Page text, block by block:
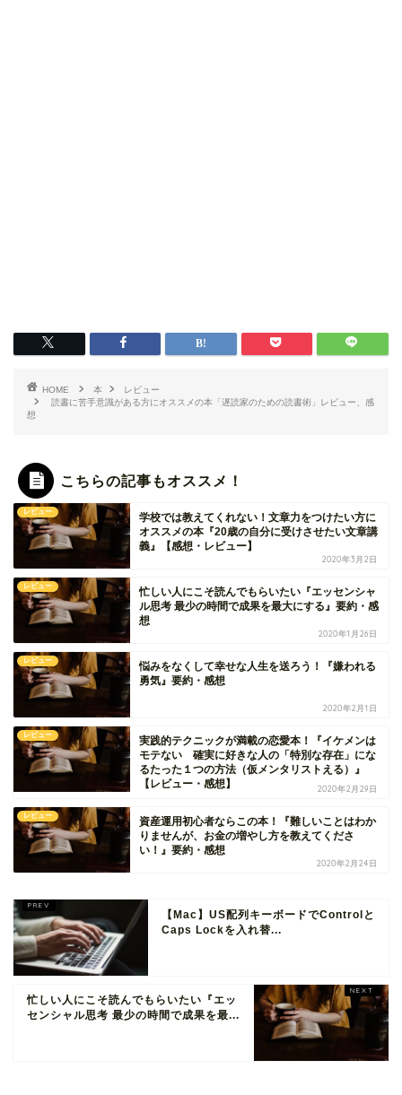
HOME 本
レビュー
読書に苦手意識がある方にオススメの本「遅読家のための読書術」レビュー、感
想
こちらの記事もオススメ！
レビュー
学校では教えてくれない！文章力をつけたい方に
オススメの本『20歳の自分に受けさせたい文章講
義』【感想・レビュー】
2020年3月2日
レビュー
忙しい人にこそ読んでもらいたい『エッセンシャ
ル思考 最少の時間で成果を最大にする』要約・感
想
2020年1月26日
レビュー
悩みをなくして幸せな人生を送ろう！『嫌われる
勇気』要約・感想
2020年2月1日
レビュー
実践的テクニックが満載の恋愛本！『イケメンは
モテない 確実に好きな人の「特別な存在」にな
るたった１つの方法（仮メンタリストえる）』
【レビュー・感想】
2020年2月29日
レビュー
資産運用初心者ならこの本！『難しいことはわか
りませんが、お金の増やし方を教えてくださ
い！』要約・感想
2020年2月24日
【Mac】US配列キーボードでControlと
Caps Lockを入れ替...
忙しい人にこそ読んでもらいたい『エッ
センシャル思考 最少の時間で成果を最...